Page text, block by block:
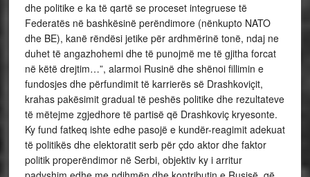
dhe politike e ka të qartë se proceset integruese të
Federatës në bashkësinë perëndimore (nënkupto NATO
dhe BE), kanë rëndësi jetike për ardhmërinë tonë, ndaj ne
duhet të angazhohemi dhe të punojmë me të gjitha forcat
në këtë drejtim…”, alarmoi Rusinë dhe shënoi fillimin e
fundosjes dhe përfundimit të karrierës së Drashkoviçit,
krahas pakësimit gradual të peshës politike dhe rezultateve
të mëtejme zgjedhore të partisë që Drashkoviç kryesonte.
Ky fund fatkeq ishte edhe pasojë e kundër-reagimit adekuat
të politikës dhe elektoratit serb për çdo aktor dhe faktor
politik properëndimor në Serbi, objektiv ky i arritur